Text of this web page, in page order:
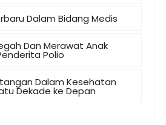
Dalam Bidang Medis
Dan Merawat Anak
Polio
Dalam Kesehatan
Dekade ke Depan